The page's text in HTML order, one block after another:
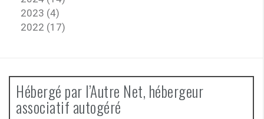
2023 (4)
2022 (17)
Hébergé par l’Autre Net, hébergeur
associatif autogéré